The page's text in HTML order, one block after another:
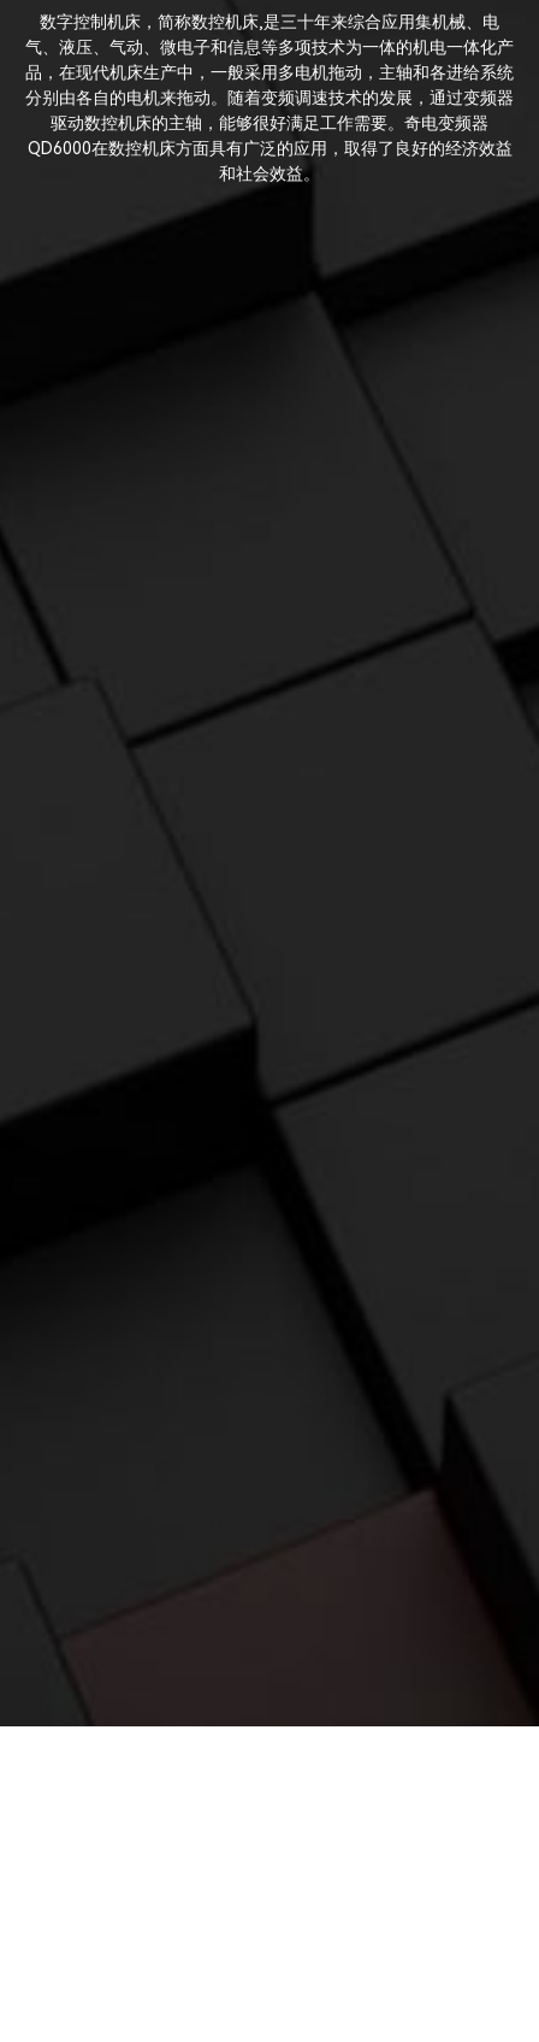
数字控制机床，简称数控机床,是三十年来综合应用集机械、电
气、液压、气动、微电子和信息等多项技术为一体的机电一体化产
品，在现代机床生产中，一般采用多电机拖动，主轴和各进给系统
分别由各自的电机来拖动。随着变频调速技术的发展，通过变频器
驱动数控机床的主轴，能够很好满足工作需要。奇电变频器
QD6000在数控机床方面具有广泛的应用，取得了良好的经济效益
和社会效益。